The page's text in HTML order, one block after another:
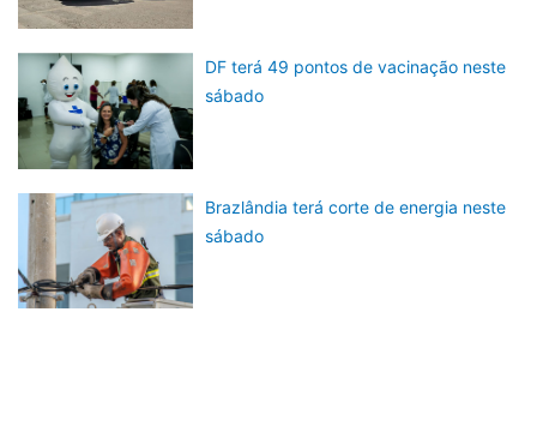
DF terá 49 pontos de vacinação neste
sábado
Brazlândia terá corte de energia neste
sábado